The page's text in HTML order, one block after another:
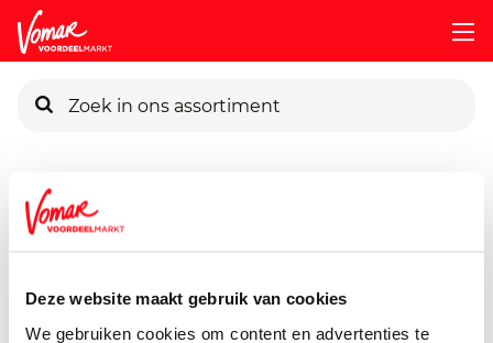
Deze website maakt gebruik van cookies
We gebruiken cookies om content en advertenties te
Pincode vergeten
Persoonlijk KIK-account
Assortiment
130 gram